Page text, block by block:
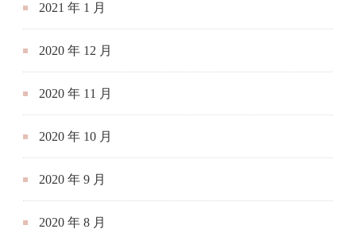
2021 年 1 月
2020 年 12 月
2020 年 11 月
2020 年 10 月
2020 年 9 月
2020 年 8 月